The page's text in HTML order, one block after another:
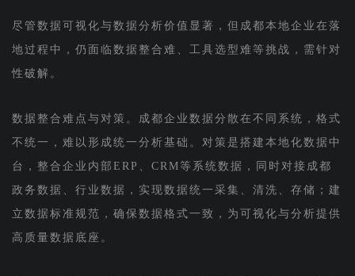
尽管数据可视化与数据分析价值显著，但成都本地企业在落
地过程中，仍面临数据整合难、工具选型难等挑战，需针对
性破解。
数据整合难点与对策。成都企业数据分散在不同系统，格式
不统一，难以形成统一分析基础。对策是搭建本地化数据中
台，整合企业内部ERP、CRM等系统数据，同时对接成都
政务数据、行业数据，实现数据统一采集、清洗、存储；建
立数据标准规范，确保数据格式一致，为可视化与分析提供
高质量数据底座。